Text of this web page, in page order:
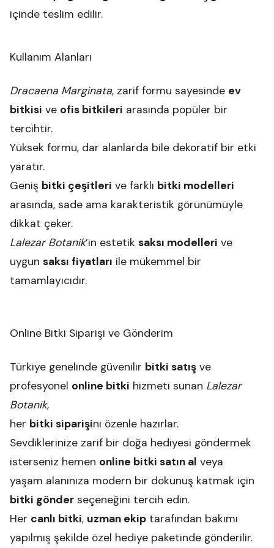
içinde teslim edilir.
Kullanım Alanları
Dracaena Marginata, zarif formu sayesinde ev
bitkisi ve ofis bitkileri arasında popüler bir
tercihtir.
Yüksek formu, dar alanlarda bile dekoratif bir etki
yaratır.
Geniş bitki çeşitleri ve farklı bitki modelleri
arasında, sade ama karakteristik görünümüyle
dikkat çeker.
Lalezar Botanik’in estetik saksı modelleri ve
uygun saksı fiyatları ile mükemmel bir
tamamlayıcıdır.
Online Bitki Siparişi ve Gönderim
Türkiye genelinde güvenilir bitki satış ve
profesyonel online bitki hizmeti sunan Lalezar
Botanik,
her bitki siparişini özenle hazırlar.
Sevdiklerinize zarif bir doğa hediyesi göndermek
isterseniz hemen online bitki satın al veya
yaşam alanınıza modern bir dokunuş katmak için
bitki gönder seçeneğini tercih edin.
Her canlı bitki, uzman ekip tarafından bakımı
yapılmış şekilde özel hediye paketinde gönderilir.